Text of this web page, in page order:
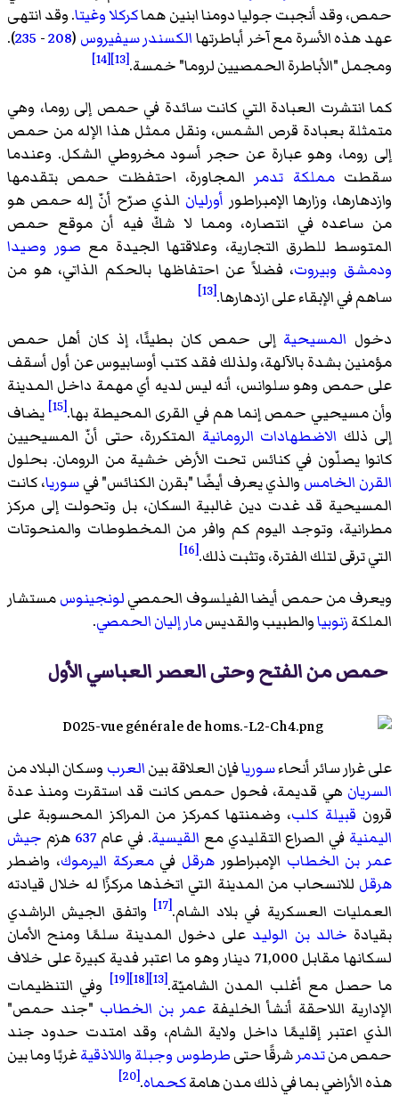
حمص، وقد أنجبت جوليا دومنا ابنين هماكركلاوغيتا. وقد انتهى
عهد هذه الأسرة مع آخر أباطرتهاالكسندر سيفيروس (
208
-
235
).
ومجمل "الأباطرة الحمصيين لروما" خمسة.[13]
[14]
كما انتشرت العبادة التي كانت سائدة في حمص إلى روما، وهي
متمثلة بعبادة قرص الشمس، ونقل ممثل هذا الإله من حمص
إلى روما، وهو عبارة عن حجر أسود مخروطي الشكل. وعندما
سقطتمملكة تدمر المجاورة، احتفظت حمص بتقدمها
وازدهارها، وزارها الإمبراطور أورليان الذي صرّح أنّ إله حمص هو
من ساعده في انتصاره، ومما لا شكّ فيه أن موقع حمص
المتوسط للطرق التجارية، وعلاقتها الجيدة مع صور وصيدا
ودمشق وبيروت، فضلاً عن احتفاظها بالحكم الذاتي، هو من
ساهم في الإبقاء على ازدهارها.[13]
دخول المسيحية إلى حمص كان بطيئًا، إذ كان أهل حمص
مؤمنين بشدة بالآلهة، ولذلك فقد كتب أوسابيوس عن أول أسقف
على حمص وهو سلوانس، أنه ليس لديه أي مهمة داخل المدينة
وأن مسيحيي حمص إنما هم في القرى المحيطة بها.[15]
يضاف
إلى ذلك الاضطهادات الرومانية المتكررة، حتى أنّ المسيحيين
كانوا يصلّون في كنائس تحت الأرض خشية من الرومان. بحلول
القرن الخامس والذي يعرف أيضًا "بقرن الكنائس" فيسوريا، كانت
المسيحية قد غدت دين غالبية السكان، بل وتحولت إلى مركز
مطرانية، وتوجد اليوم كم وافر من المخطوطات والمنحوتات
التي ترقى لتلك الفترة، وتثبت ذلك.[16]
ويعرف من حمص أيضا الفيلسوف الحمصيلونجينوسمستشار
الملكةزنوبياوالطبيب والقديسمار إليان الحمصي.
حمص من الفتح وحتى العصر العباسي الأول
على غرار سائر أنحاءسوريافإن العلاقة بينالعرب وسكان البلاد من
السريان هي قديمة، فحول حمص كانت قد استقرت ومنذ عدة
قرون قبيلة كلب، وضمنتها كمركز من المراكز المحسوبة على
اليمنية في الصراع التقليدي مع القيسية. في عام 637 هزم جيش
عمر بن الخطاب الإمبراطور هرقل فيمعركة اليرموك، واضطر
هرقل للانسحاب من المدينة التي اتخذها مركزًا له خلال قيادته
العمليات العسكرية في بلاد الشام.[17]
واتفق الجيش الراشدي
بقيادة خالد بن الوليد على دخول المدينة سلمًا ومنح الأمان
لسكانها مقابل 71,000 دينار وهو ما اعتبر فدية كبيرة على خلاف
ما حصل مع أغلب المدن الشاميّة.[13]
[18]
[19]
وفي التنظيمات
الإدارية اللاحقة أنشأ الخليفة عمر بن الخطاب "جند حمص"
الذي اعتبر إقليمًا داخل ولاية الشام، وقد امتدت حدود جند
حمص منتدمرشرقًا حتىطرطوس وجبلةواللاذقيةغربًا وما بين
هذه الأراضي بما في ذلك مدن هامةكحماه.
[20]